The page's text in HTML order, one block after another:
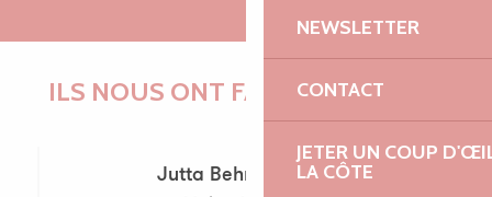
NEWSLETTER
CONTACT
JETER UN COUP
LA CÔTE
ILS NOUS ONT FAIT CONFIANCE !
Jutta Behr-Schaeidt